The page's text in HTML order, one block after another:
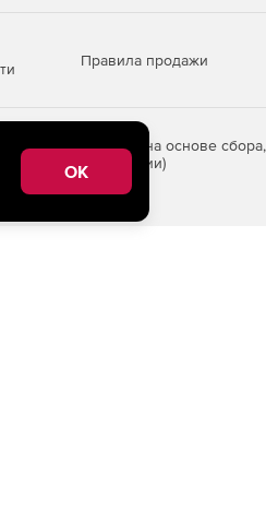
Правила продажи
информации на основе сбора,
Федерации)
OK